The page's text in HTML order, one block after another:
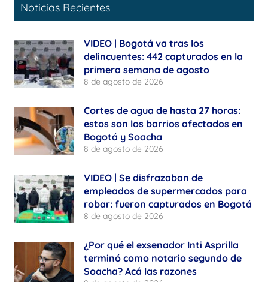
Noticias Recientes
VIDEO | Bogotá va tras los
delincuentes: 442 capturados en la
primera semana de agosto
8 de agosto de 2026
Cortes de agua de hasta 27 horas:
estos son los barrios afectados en
Bogotá y Soacha
8 de agosto de 2026
VIDEO | Se disfrazaban de
empleados de supermercados para
robar: fueron capturados en Bogotá
8 de agosto de 2026
¿Por qué el exsenador Inti Asprilla
terminó como notario segundo de
Soacha? Acá las razones